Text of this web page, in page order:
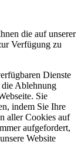
die auf unserer
Verfügung zu
Dienste
Ablehnung
Sie
indem Sie Ihre
aller Cookies auf
aufgefordert,
Website